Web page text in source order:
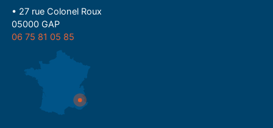
• 27 rue Colonel Roux
05000 GAP
06 75 81 05 85